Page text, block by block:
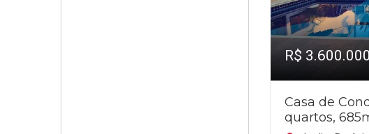
R$ 3.600.000
Casa de
quartos,